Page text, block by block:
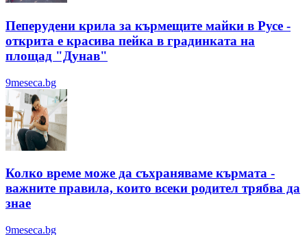
Пеперудени крила за кърмещите майки в Русе -
открита е красива пейка в градинката на
площад "Дунав"
9meseca.bg
Колко време може да съхраняваме кърмата -
важните правила, които всеки родител трябва да
знае
9meseca.bg